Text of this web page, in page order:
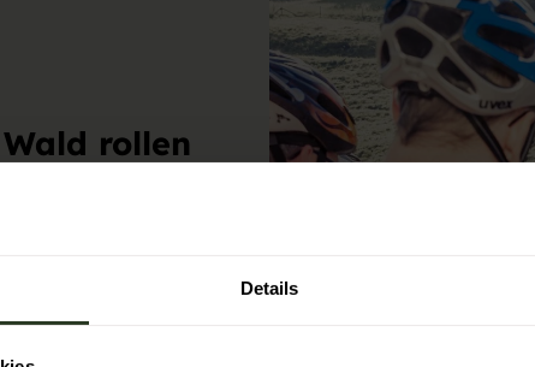
Details
rollen
cruisen – ein
Familie nach
etwas Neues